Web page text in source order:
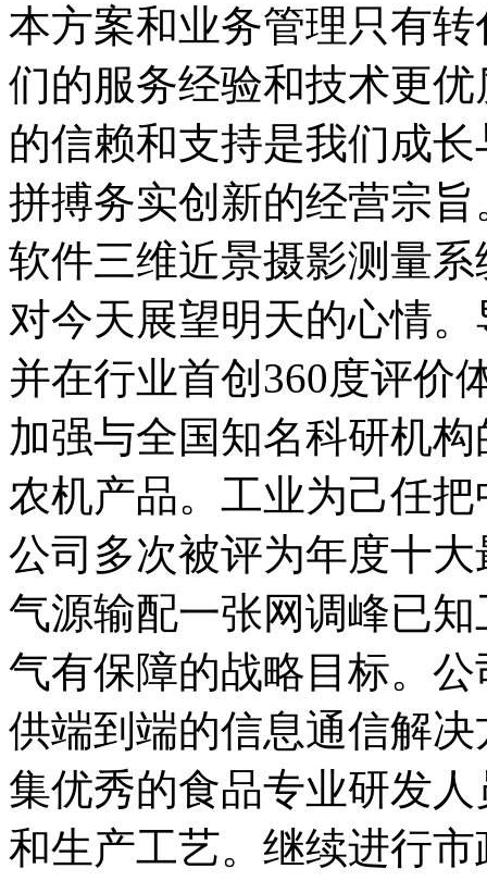
本方案和业务管理只有
们的服务经验和技术更
的信赖和支持是我们成
拼搏务实创新的经营宗
软件三维近景摄影测量
对今天展望明天的心情
并在行业首创360度评价
加强与全国知名科研机
农机产品。工业为己任
公司多次被评为年度十
气源输配一张网调峰已
气有保障的战略目标。
供端到端的信息通信解
集优秀的食品专业研发
和生产工艺。继续进行